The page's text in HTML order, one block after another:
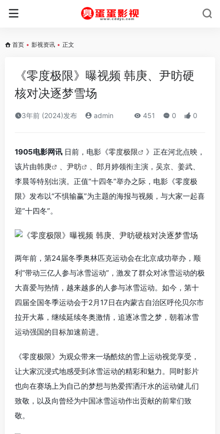
首页 • 影视资讯 • 正文
《零度极限》曝视频 韩庚、尹昉硬
核对决逐梦雪场
3年前 (2024)发布 admin 451 0 0
1905电影网讯 日前，电影《零度极限
》正在河北点映，
该片由韩庚 、 尹昉
、郎月婷领衔主演，吴京、姜武、
李晨等特别出演。正值“十四冬”举办之际，电影《零度极
限》发布以“不惧输赢”为主题的海报与视频，与大家一起喜
迎“十四冬”。
两年前，第24届冬季奥林匹克运动会在北京成功举办，顺
利“带动三亿人参与冰雪运动”，激发了群众对冰雪运动的极
大喜爱与热情，越来越多的人参与冰雪运动。如今，第十
四届全国冬季运动会于2月17日在内蒙古自治区呼伦贝尔市
拉开大幕，继续延续冬奥激情，追逐冰雪之梦，朝着冰雪
运动强国的目标加速前进。
《零度极限》为观众带来一场酷炫的雪上运动视觉享受，
让大家沉浸式地感受到冰雪运动的精彩和魅力。同时影片
也向在赛场上为自己的梦想与热爱挥洒汗水的运动健儿们
致敬，以及向曾经为中国冰雪运动作出贡献的前辈们致
敬。